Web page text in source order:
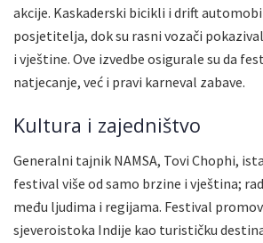
akcije. Kaskaderski bicikli i drift
posjetitelja, dok su rasni vozači
i vještine. Ove izvedbe osigurale su da
natjecanje, već i pravi karneval zabave.
Kultura i zajedništvo
Generalni tajnik NAMSA, Tovi Chophi,
festival više od samo brzine i vještina;
među ljudima i regijama. Festival
sjeveroistoka Indije kao turističku